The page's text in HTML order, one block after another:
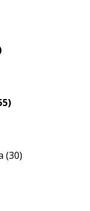
(30)